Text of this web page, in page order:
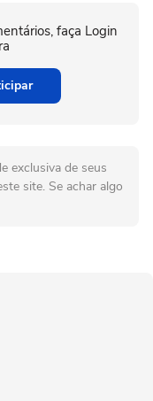
faça Login
exclusiva de seus
site. Se achar algo